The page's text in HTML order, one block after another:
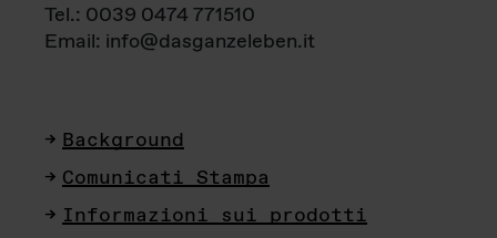
Tel.: 0039 0474 771510
Email: info@dasganzeleben.it
Background
Comunicati Stampa
Informazioni sui prodotti